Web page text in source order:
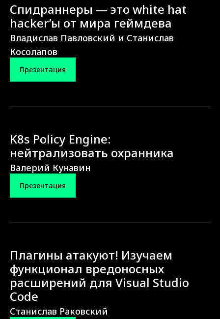
Спидраннеры — это white hat
hacker’ы от мира геймдева
Владислав Павловский и Станислав
Косолапов
Презентация
K8s Policy Engine:
нейтрализовать охранника
Валерий Кунавин
Презентация
Плагины атакуют! Изучаем
функционал вредоносных
расширений для Visual Studio
Code
Станислав Раковский